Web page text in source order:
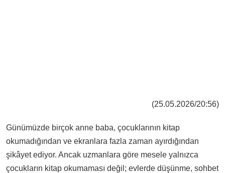
(25.05.2026/20:56)
Günümüzde birçok anne baba, çocuklarının kitap
okumadığından ve ekranlara fazla zaman ayırdığından
şikâyet ediyor. Ancak uzmanlara göre mesele yalnızca
çocukların kitap okumaması değil; evlerde düşünme, sohbet